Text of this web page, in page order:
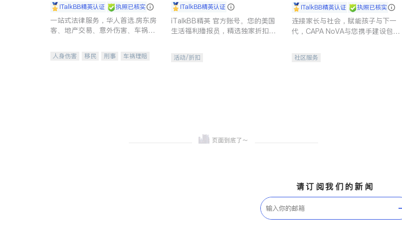
iTalkBB精英认证 执照已核实
一站式法律服务，华人首选.房东房
客、地产交易、意外伤害、车祸重
人身伤害 移民 刑事
车祸理赔
iTalkBB精英认证
iTalkBB精英 官方账号。您的美国
生活福利播报员，精选独家折扣、
活动/折扣
iTalkBB精英认证 执照已核实
连接家长与社会，赋能孩子与下一
代，CAPA NoVA与您携手建设包
社区服务
请订阅我们的新闻